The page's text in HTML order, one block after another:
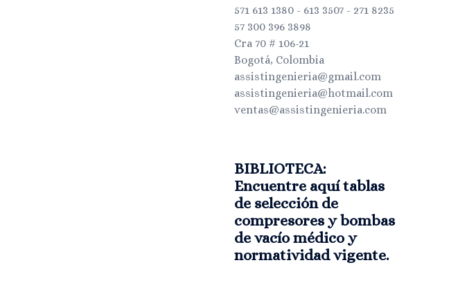
571 613 1380 - 613 3507 - 271 8235
57 300 396 3898
Cra 70 # 106-21
Bogotá, Colombia
assistingenieria@gmail.com
assistingenieria@hotmail.com
ventas@assistingenieria.com
BIBLIOTECA:
Encuentre aquí tablas
de selección de
compresores y bombas
de vacío médico y
normatividad vigente.